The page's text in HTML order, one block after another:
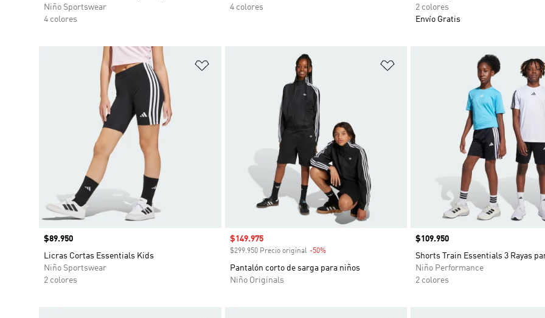
Niño Sportswear
4 colores
4 colores
2 colores
Envío Gratis
Añadir a la lista de deseos
Precio
$89.950
Licras Cortas Essentials Kids
Niño Sportswear
2 colores
Añadir a la lista de deseos
Precio de venta
$149.975
$299.950 Precio original -50%Descuento
Pantalón corto de sarga para niños
Niño Originals
Precio
$109.950
Shorts Train Essentials 3 Rayas
Niño Performance
2 colores